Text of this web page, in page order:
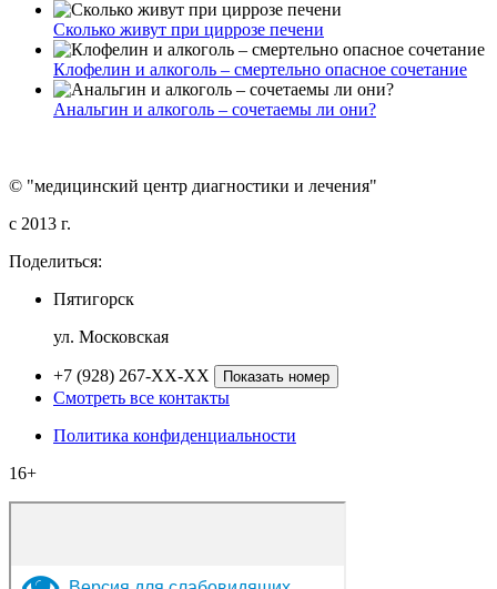
Сколько живут при циррозе печени
Клофелин и алкоголь – смертельно опасное сочетание
Анальгин и алкоголь – сочетаемы ли они?
© "медицинский центр диагностики и лечения"
c 2013 г.
Поделиться:
Пятигорск
ул. Московская
+7 (928) 267-XX-XX Показать номер
Смотреть все контакты
Политика конфиденциальности
16+